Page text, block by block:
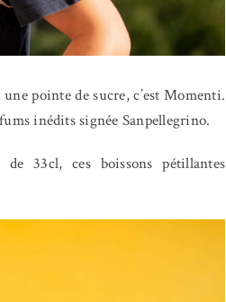
pointe de sucre, c’est Momenti.
inédits signée Sanpellegrino.
33cl, ces boissons pétillantes